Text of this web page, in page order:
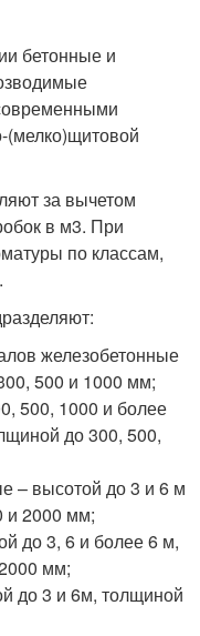
бетонные и
(мелко)щитовой
за вычетом
в м3. При
по классам,
железобетонные
500 и 1000 мм;
500, 1000 и более
до 300, 500,
– высотой до 3 и 6 м
и 2000 мм;
до 3, 6 и более 6 м,
мм;
до 3 и 6м, толщиной